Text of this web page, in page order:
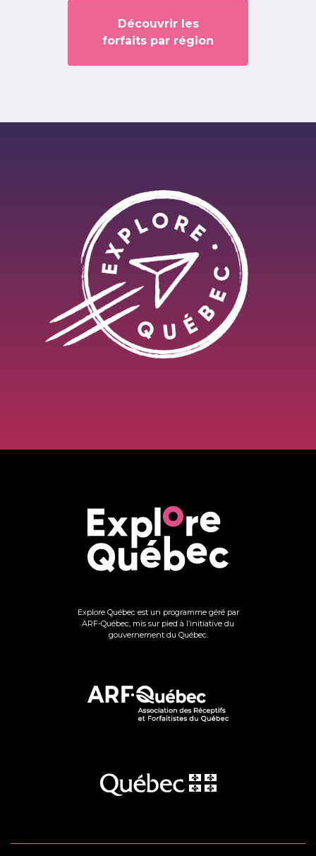
Découvrir les
forfaits par région
Explore Québec est un programme géré par
ARF-Québec, mis sur pied à l’initiative du
gouvernement du Québec.